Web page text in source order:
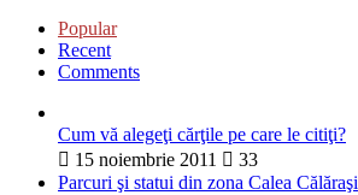
Popular
Recent
Comments
Cum vă alegeţi cărţile pe care le citiţi?
15 noiembrie 2011
33
Parcuri şi statui din zona Calea Călăraşi